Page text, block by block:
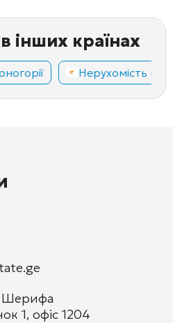
інших країнах
Нерухомість на
Шерифа
1, офіс 1204